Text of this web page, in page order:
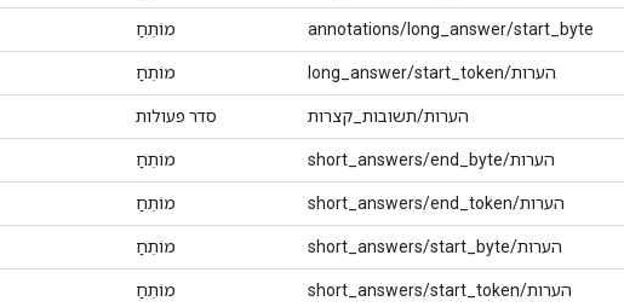
annotations/long_answer/start_byte מוֹתֵחַ
הערות/long_answer/start_token מוֹתֵחַ
הערות/תשובות_קצרות סדר פעולות
הערות/short_answers/end_byte מוֹתֵחַ
הערות/short_answers/end_token מוֹתֵחַ
הערות/short_answers/start_byte מוֹתֵחַ
הערות/short_answers/start_token מוֹתֵחַ